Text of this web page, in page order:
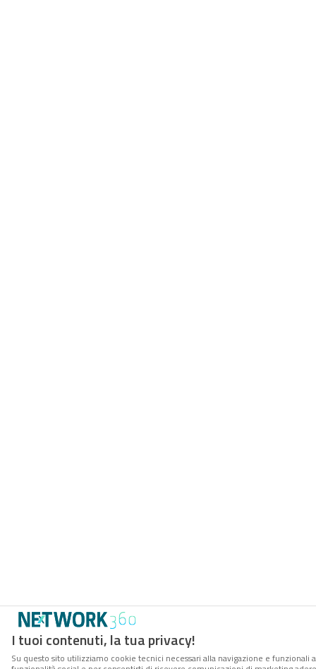
I tuoi contenuti, la tua privacy!
Su questo sito utilizziamo cookie tecnici necessari alla navigazione e